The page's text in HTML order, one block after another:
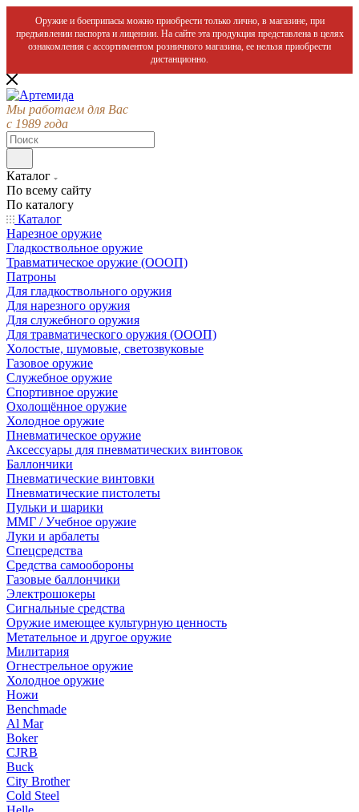
Оружие и боеприпасы можно приобрести только лично, в магазине, при
предъявлении паспорта и лицензии. На сайте эта продукция представлена в целях
ознакомления с ассортиментом розничного магазина, ее нельзя приобрести
дистанционно.
Мы работаем для Вас
с 1989 года
Каталог
По всему сайту
По каталогу
Каталог
Нарезное оружие
Гладкоствольное оружие
Травматическое оружие (ОООП)
Патроны
Для гладкоствольного оружия
Для нарезного оружия
Для служебного оружия
Для травматического оружия (ОООП)
Холостые, шумовые, светозвуковые
Газовое оружие
Служебное оружие
Спортивное оружие
Охолощённое оружие
Холодное оружие
Пневматическое оружие
Аксессуары для пневматических винтовок
Баллончики
Пневматические винтовки
Пневматические пистолеты
Пульки и шарики
ММГ / Учебное оружие
Луки и арбалеты
Спецсредства
Средства самообороны
Газовые баллончики
Электрошокеры
Сигнальные средства
Оружие имеющее культурную ценность
Метательное и другое оружие
Милитария
Огнестрельное оружие
Холодное оружие
Ножи
Benchmade
Al Mar
Boker
CJRB
Buck
City Brother
Cold Steel